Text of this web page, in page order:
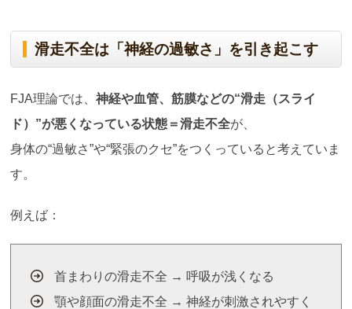
滑走不全は「神経の過敏さ」を引き起こす
FJA理論では、神経や血管、筋膜などの“滑走（スライ
ド） ”が悪くなっている状態＝滑走不全が、
身体の“過敏さ”や“緊張のクセ”をつくっていると考えていま
す。
例えば：
首まわりの滑走不全 → 呼吸が浅くなる
顎や顔面の滑走不全 → 神経が刺激されやすく